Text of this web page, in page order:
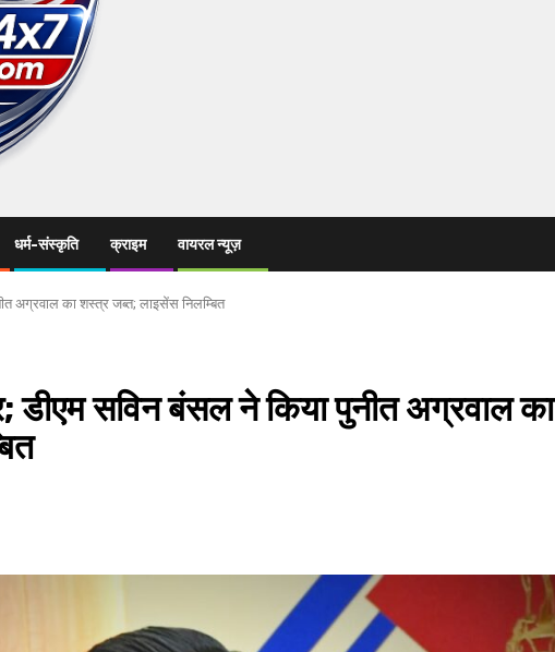
धर्म-संस्कृति क्राइम वायरल न्यूज़
अग्रवाल का शस्त्र जब्त; लाइसेंस निलम्बित
सविन बंसल ने किया पुनीत अग्रवाल का